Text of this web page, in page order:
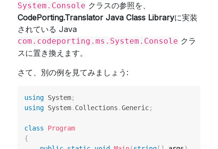
System.Console クラスの参照を、
CodePorting.Translator Java Class Libraryに実装
されている Java
com.codeporting.ms.System.Console クラ
スに置き換えます。
さて、別の例を見てみましょう:
using System;
using System. Collections .Generic;
class
Program
{